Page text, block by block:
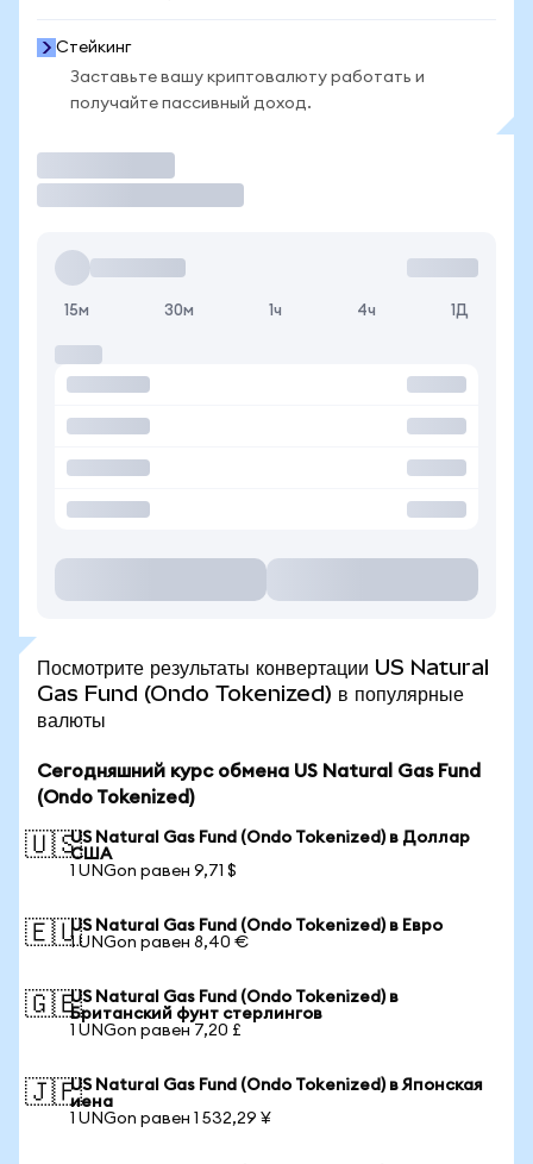
Стейкинг
Заставьте вашу криптовалюту работать и
получайте пассивный доход.
15м 30м 1ч 4ч 1Д
Посмотрите результаты конвертации US Natural
Gas Fund (Ondo Tokenized) в популярные
валюты
Сегодняшний курс обмена US Natural Gas Fund
(Ondo Tokenized)
🇺🇸US Natural Gas Fund (Ondo Tokenized) в Доллар
США
1 UNGon равен 9,71 $
🇪🇺US Natural Gas Fund (Ondo Tokenized) в Евро
1 UNGon равен 8,40 €
🇬🇧US Natural Gas Fund (Ondo Tokenized) в
Британский фунт стерлингов
1 UNGon равен 7,20 £
🇯🇵US Natural Gas Fund (Ondo Tokenized) в Японская
иена
1 UNGon равен 1 532,29 ¥